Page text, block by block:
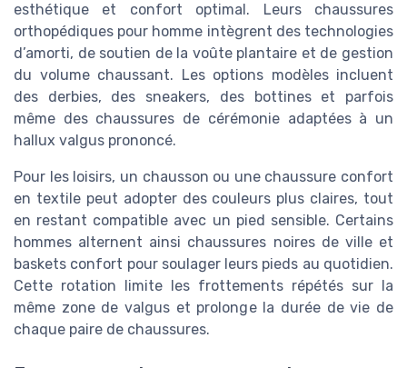
esthétique et confort optimal. Leurs chaussures
orthopédiques pour homme intègrent des technologies
d’amorti, de soutien de la voûte plantaire et de gestion
du volume chaussant. Les options modèles incluent
des derbies, des sneakers, des bottines et parfois
même des chaussures de cérémonie adaptées à un
hallux valgus prononcé.
Pour les loisirs, un chausson ou une chaussure confort
en textile peut adopter des couleurs plus claires, tout
en restant compatible avec un pied sensible. Certains
hommes alternent ainsi chaussures noires de ville et
baskets confort pour soulager leurs pieds au quotidien.
Cette rotation limite les frottements répétés sur la
même zone de valgus et prolonge la durée de vie de
chaque paire de chaussures.